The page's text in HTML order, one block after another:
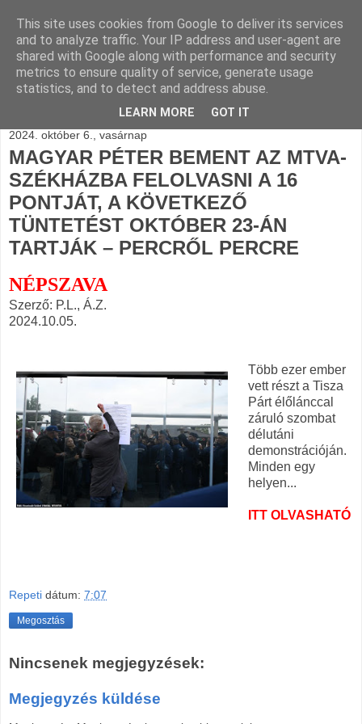
BLOGÁSZAT, napi
blogjava
2024. október 6., vasárnap
MAGYAR PÉTER BEMENT AZ MTVA-
SZÉKHÁZBA FELOLVASNI A 16
PONTJÁT, A KÖVETKEZŐ
TÜNTETÉST OKTÓBER 23-ÁN
TARTJÁK – PERCRŐL PERCRE
NÉPSZAVA
Szerző: P.L., Á.Z.
2024.10.05.
Több ezer ember
vett részt a Tisza
Párt élőlánccal
záruló szombat
délutáni
demonstrációján.
Minden egy
helyen...
ITT OLVASHATÓ
Repeti dátum: 7:07
Megosztás
Nincsenek megjegyzések:
Megjegyzés küldése
This site uses cookies from Google to deliver its services
and to analyze traffic. Your IP address and user-agent are
shared with Google along with performance and security
metrics to ensure quality of service, generate usage
statistics, and to detect and address abuse.
LEARN MORE GOT IT